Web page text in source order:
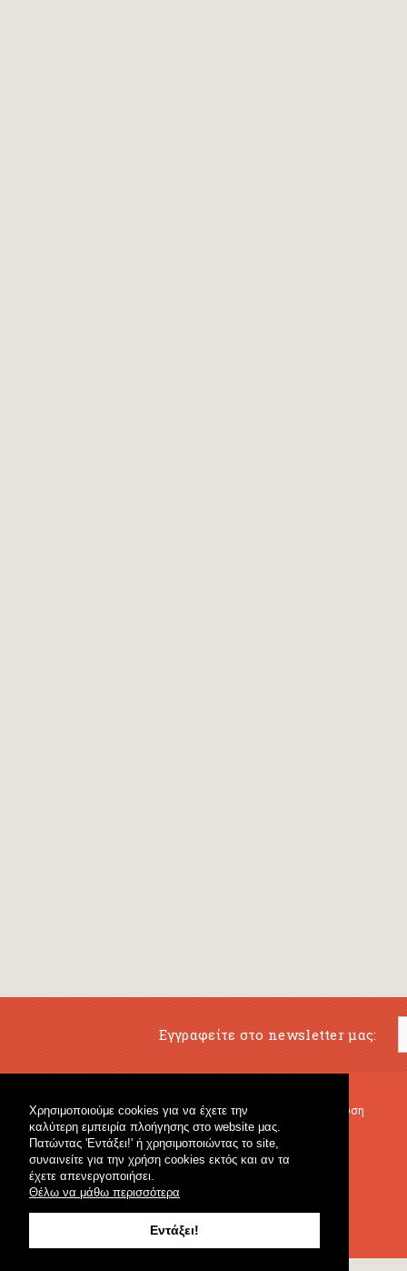
Χρησιμοποιούμε cookies για να έχετε την
καλύτερη εμπειρία πλοήγησης στο website μας.
Πατώντας 'Εντάξει!' ή χρησιμοποιώντας το site,
συναινείτε για την χρήση cookies εκτός και αν τα
έχετε απενεργοποιήσει.
Θέλω να μάθω περισσότερα
Εντάξει!
Εγγραφείτε στο newsletter μας:
Μουσικό Βιβλιοπωλείο
Κρουστά & Εκπαιδευτικό Υλικό
Γενικό Βιβλιοπωλείο
Μουσική Εκπαίδευση
Fagotto Blog